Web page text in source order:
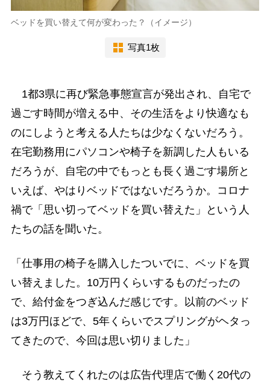
ベッドを買い替えて何が変わった？（イメージ）
写真1枚
1都3県に再び緊急事態宣言が発出され、自宅で
過ごす時間が増える中、その生活をより快適なも
のにしようと考える人たちは少なくないだろう。
在宅勤務用にパソコンや椅子を新調した人もいる
だろうが、自宅の中でもっとも長く過ごす場所と
いえば、やはりベッドではないだろうか。コロナ
禍で「思い切ってベッドを買い替えた」という人
たちの話を聞いた。
「仕事用の椅子を購入したついでに、ベッドを買
い替えました。10万円くらいするものだったの
で、給付金をつぎ込んだ感じです。以前のベッド
は3万円ほどで、5年くらいでスプリングがヘタっ
てきたので、今回は思い切りました」
そう教えてくれたのは広告代理店で働く20代の